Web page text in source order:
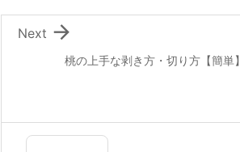
桃の上手な剥き方・切り方【簡単】

Next